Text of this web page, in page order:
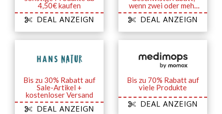
4,50€ kaufen
DEAL ANZEIGN
wenn zwei oder mehr
Ihrer Kinder studieren
DEAL ANZEIGN
Bis zu 30% Rabatt auf
Sale-Artikel +
kostenloser Versand
DEAL ANZEIGN
Bis zu 70% Rabatt auf
viele Produkte
DEAL ANZEIGN